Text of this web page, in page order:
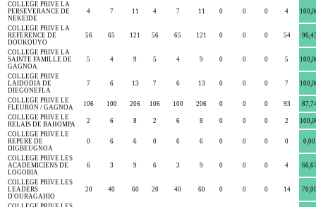
COLLEGE PRIVE LA
PERSEVERANCE DE
NEKEIDE
4 7 11 4 7 11 0 0 0 4
COLLEGE PRIVE LA
REFERENCE DE
DOUKOUYO
56 65 121 56 65 121 0 0 0 54
COLLEGE PRIVE LA
SAINTE FAMILLE DE
GAGNOA
5 4 9 5 4 9 0 0 0 5
COLLEGE PRIVE
LAIDODIA DE
DIEGONEFLA
7 6 13 7 6 13 0 0 0 7
COLLEGE PRIVE LE
FLEURON / GAGNOA
106 100 206 106 100 206 0 0 0 93
COLLEGE PRIVE LE
RELAIS DE BAHOMPA
2 6 8 2 6 8 0 0 0 2
COLLEGE PRIVE LE
REPERE DE
DIGBEUGNOA
0 6 6 0 6 6 0 0 0 0 0,00
COLLEGE PRIVE LES
ACADEMICIENS DE
LOGOBIA
6 3 9 6 3 9 0 0 0 4
COLLEGE PRIVE LES
LEADERS
D'OURAGAHIO
20 40 60 20 40 60 0 0 0 14